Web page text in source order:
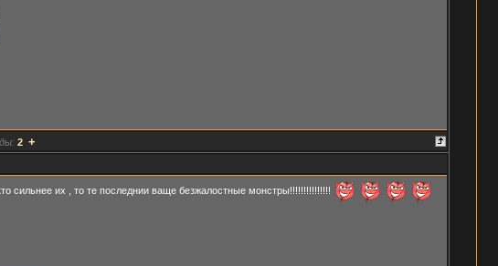
2 +
сильнее их , то те последнии ваще безжалостные монстры!!!!!!!!!!!!!!!